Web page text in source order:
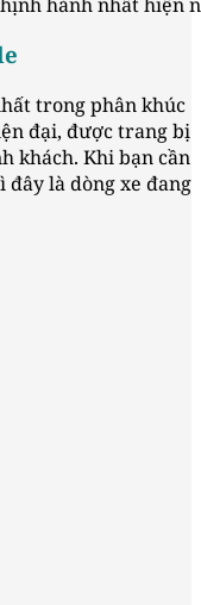
trong phân khúc
đại, được trang bị
khách. Khi bạn cần
đây là dòng xe đang